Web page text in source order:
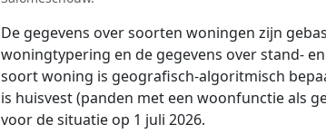
De gegevens over soorten woningen zijn
woningtypering en de gegevens over stand-
soort woning is geografisch-algoritmisch
is huisvest (panden met een woonfunctie als
voor de situatie op 1 juli 2026.